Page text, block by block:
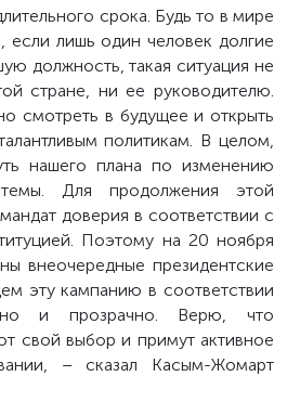
срока. Будь то в мире
если лишь один человек долгие
должность, такая ситуация не
стране, ни ее руководителю.
смотреть в будущее и открыть
политикам. В целом,
нашего плана по изменению
Для продолжения этой
доверия в соответствии с
Поэтому на 20 ноября
внеочередные президентские
эту кампанию в соответствии
и прозрачно. Верю, что
свой выбор и примут активное
– сказал Касым-Жомарт